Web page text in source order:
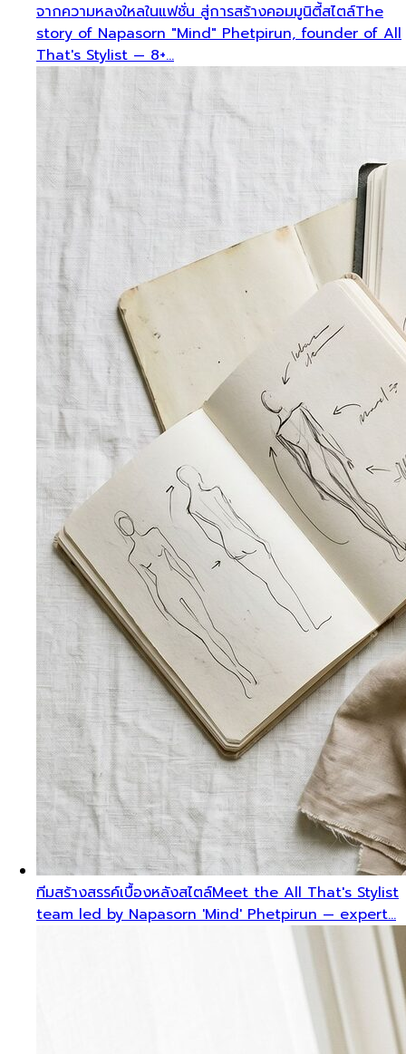
จากความหลงใหลในแฟชั่น สู่การสร้างคอมมูนิตี้สไตล์The
story of Napasorn "Mind" Phetpirun, founder of All
That's Stylist — 8+…
ทีมสร้างสรรค์เบื้องหลังสไตล์Meet the All That's Stylist
team led by Napasorn 'Mind' Phetpirun — expert…